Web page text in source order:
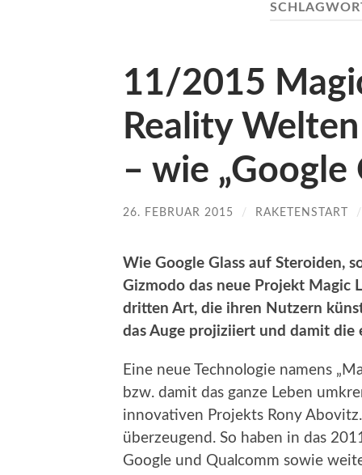
11/2015
Reality
– wie „Google
26. FEBRUAR 2015 / RAKETENSTART /
Wie Google Glass auf Steroiden,
Gizmodo das neue Projekt Magic
dritten Art, die ihren Nutzern
das Auge projiziiert und damit die
Eine neue Technologie namens
bzw. damit das ganze Leben
innovativen Projekts Rony
überzeugend. So haben in das
Google und Qualcomm sowie